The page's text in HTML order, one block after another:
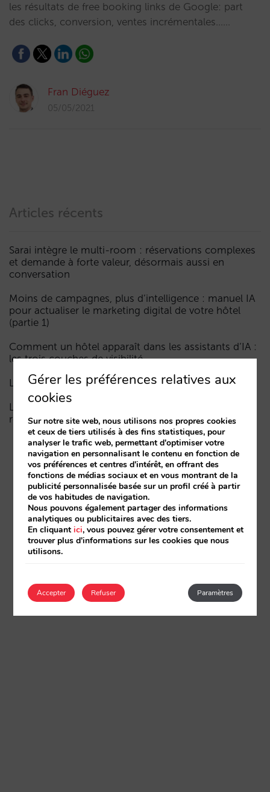
les résultats de free booking links de Google: part
des clicks, conversion, ventes incrémentales……
Fran Diéguez
05/05/2021
Articles récents
Sarai intègre le multi-room : réservations complexes
et demande à forte valeur, désormais aussi en
conversation
Moins de campagnes, plus d’intelligence : manuel IA
pour actualiser le marketing digital de votre hôtel
(partie 1)
Comment un hôtel apparaît dans les assistants d’IA :
les trois couches de visibilité
La fin de l’ère « Book on Metasearch »
Le funnel dans l’IA est cassé. La clé pour le réparer
réside dans la phase de considération
Gérer les préférences relatives aux
cookies
Sur notre site web, nous utilisons nos propres cookies
et ceux de tiers utilisés à des fins statistiques, pour
analyser le trafic web, permettant d'optimiser votre
navigation en personnalisant le contenu en fonction de
vos préférences et centres d'intérêt, en offrant des
fonctions de médias sociaux et en vous montrant de la
publicité personnalisée basée sur un profil créé à partir
de vos habitudes de navigation.
Nous pouvons également partager des informations
analytiques ou publicitaires avec des tiers.
En cliquantici, vous pouvez gérer votre consentement et
trouver plus d'informations sur les cookies que nous
utilisons.
Accepter Paramètres
Refuser